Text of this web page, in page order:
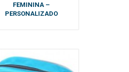
FEMININA –
PERSONALIZADO